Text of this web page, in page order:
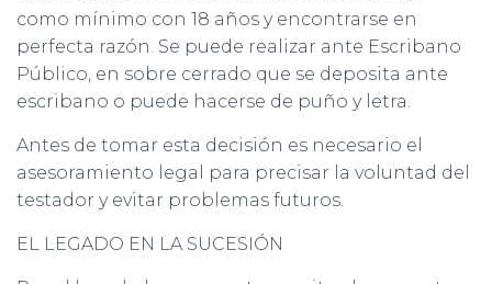
como mínimo con 18 años y encontrarse en
perfecta razón. Se puede realizar ante Escribano
Público, en sobre cerrado que se deposita ante
escribano o puede hacerse de puño y letra.
Antes de tomar esta decisión es necesario el
asesoramiento legal para precisar la voluntad del
testador y evitar problemas futuros.
EL LEGADO EN LA SUCESIÓN